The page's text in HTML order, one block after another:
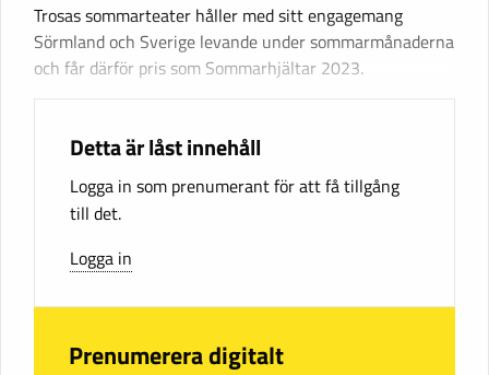
Trosas sommarteater håller med sitt engagemang
Sörmland och Sverige levande under sommarmånaderna
och får därför pris som Sommarhjältar 2023.
Detta är låst innehåll
Logga in som prenumerant för att få tillgång
till det.
Logga in
Prenumerera digitalt